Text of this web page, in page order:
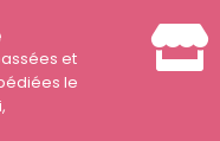
et
le